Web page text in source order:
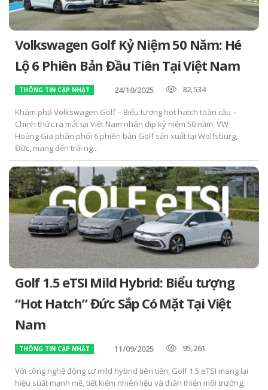
Volkswagen Golf Kỷ Niệm 50 Năm: Hé
Lộ 6 Phiên Bản Đầu Tiên Tại Việt Nam
THÔNG TIN CẬP NHẬT 24/10/2025 82,534
Khám phá Volkswagen Golf – Biểu tượng hot hatch toàn cầu –
Chính thức ra mắt tại Việt Nam nhân dịp kỷ niệm 50 năm. VW
Hoàng Gia phân phối 6 phiên bản Golf sản xuất tại Wolfsburg,
Đức, mang đến trải ng...
Golf 1.5 eTSI Mild Hybrid: Biểu tượng
“Hot Hatch” Đức Sắp Có Mặt Tại Việt
Nam
THÔNG TIN CẬP NHẬT 11/09/2025 95,261
Với công nghệ động cơ mild hybrid tiên tiến, Golf 1.5 eTSI mang lại
hiệu suất mạnh mẽ, tiết kiệm nhiên liệu và thân thiện môi trường,